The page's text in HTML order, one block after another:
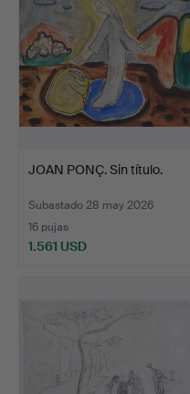
JOAN PONÇ. Sin título.
Subastado 28 may 2026
16 pujas
1.561 USD